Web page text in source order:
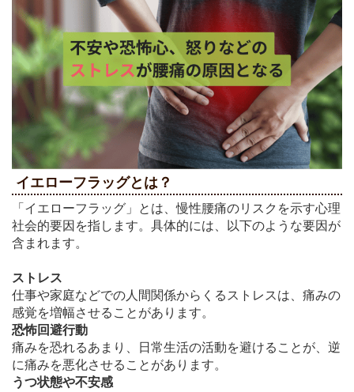
イエローフラッグとは？
「イエローフラッグ」とは、慢性腰痛のリスクを示す心理
社会的要因を指します。具体的には、以下のような要因が
含まれます。
ストレス
仕事や家庭などでの人間関係からくるストレスは、痛みの
感覚を増幅させることがあります。
恐怖回避行動
痛みを恐れるあまり、日常生活の活動を避けることが、逆
に痛みを悪化させることがあります。
うつ状態や不安感